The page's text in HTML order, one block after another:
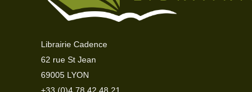
Librairie Cadence
62 rue St Jean
69005 LYON
+33 (0)4 78 42 48 21